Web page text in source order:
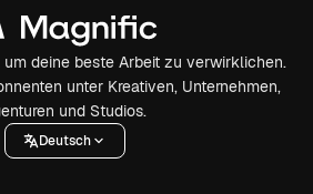
deine beste Arbeit zu verwirklichen.
unter Kreativen, Unternehmen,
und Studios.
Deutsch